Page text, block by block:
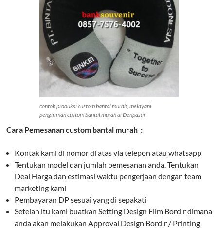
contoh produksi custom bantal murah, melayani
pengiriman custom bantal murah di Denpasar
Cara Pemesanan custom bantal murah :
Kontak kami di nomor di atas via telepon atau whatsapp
Tentukan model dan jumlah pemesanan anda. Tentukan
Deal Harga dan estimasi waktu pengerjaan dengan team
marketing kami
Pembayaran DP sesuai yang di sepakati
Setelah itu kami buatkan Setting Design Film Bordir dimana
anda akan melakukan Approval Design Bordir / Printing